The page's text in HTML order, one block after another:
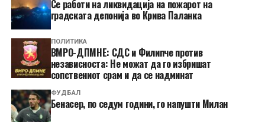
Се работи на ликвидација на пожарот на
градската депонија во Крива Паланка
ПОЛИТИКА
ВМРО-ДПМНЕ: СДС и Филипче против
независноста: Не можат да го избришат
сопствениот срам и да се надминат
ФУДБАЛ
Бенасер, по седум години, го напушти Милан